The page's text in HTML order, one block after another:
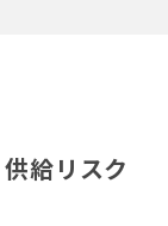
給リスク